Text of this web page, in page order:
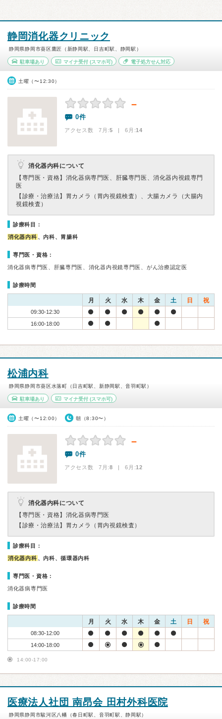
静岡消化器クリニック
静岡県静岡市葵区鷹匠（新静岡駅、日吉町駅、静岡駅）
駐車場あり マイナ受付(スマホ可) 電子処方せん対応
土曜（〜12:30）
－
0件
アクセス数 7月:5 | 6月:14
消化器内科について
【専門医・資格】 消化器病専門医、肝臓専門医、消化器内視鏡専門
医
【診療・治療法】 胃カメラ（胃内視鏡検査）、大腸カメラ（大腸内
視鏡検査）
診療科目：
消化器内科 、内科、胃腸科
専門医・資格：
消化器病専門医、肝臓専門医、消化器内視鏡専門医、がん治療認定医
診療時間
月 火 水 木 金 土 日 祝
09:30-12:30
16:00-18:00
松浦内科
静岡県静岡市葵区水落町（日吉町駅、新静岡駅、音羽町駅）
駐車場あり マイナ受付(スマホ可)
土曜（〜12:00） 朝（8:30〜）
－
0件
アクセス数 7月:8 | 6月:12
消化器内科について
【専門医・資格】 消化器病専門医
【診療・治療法】 胃カメラ（胃内視鏡検査）
診療科目：
消化器内科 、内科、循環器内科
専門医・資格：
消化器病専門医
診療時間
月 火 水 木 金 土 日 祝
08:30-12:00
14:00-18:00
14:00-17:00
医療法人社団 南昂会 田村外科医院
静岡県静岡市駿河区八幡（春日町駅、音羽町駅、静岡駅）